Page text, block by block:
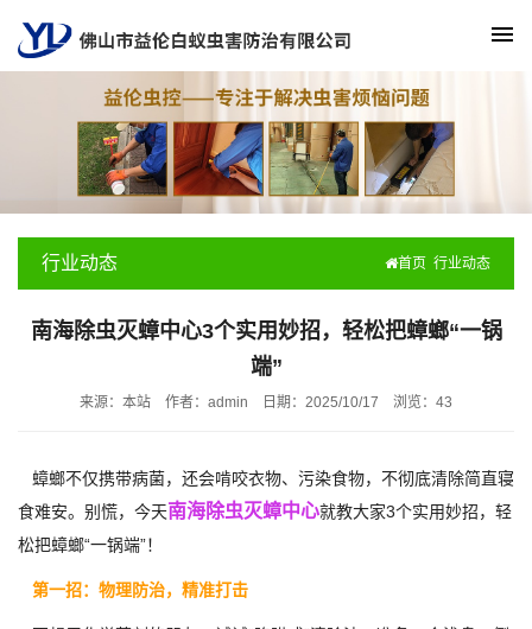
行业动态 首页 行业动态
南海除虫灭蟑中心3个实用妙招，轻松把蟑螂“一锅
端”
来源：本站 作者：admin 日期：2025/10/17 浏览： 43
蟑螂不仅携带病菌，还会啃咬衣物、污染食物，不彻底清除简直寝
食难安。别慌，今天南海除虫灭蟑中心就教大家3个实用妙招，轻
松把蟑螂“一锅端”！
第一招：物理防治，精准打击